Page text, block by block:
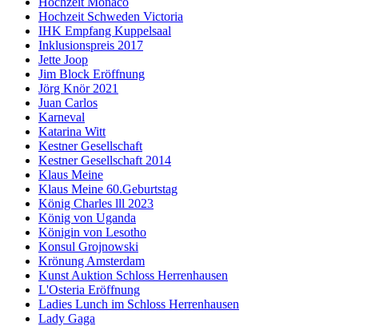
Hochzeit Schweden Victoria
IHK Empfang Kuppelsaal
Inklusionspreis 2017
Jette Joop
Jim Block Eröffnung
Jörg Knör 2021
Juan Carlos
Karneval
Katarina Witt
Kestner Gesellschaft
Kestner Gesellschaft 2014
Klaus Meine
Klaus Meine 60.Geburtstag
König Charles lll 2023
König von Uganda
Königin von Lesotho
Konsul Grojnowski
Krönung Amsterdam
Kunst Auktion Schloss Herrenhausen
L'Osteria Eröffnung
Ladies Lunch im Schloss Herrenhausen
Lady Gaga